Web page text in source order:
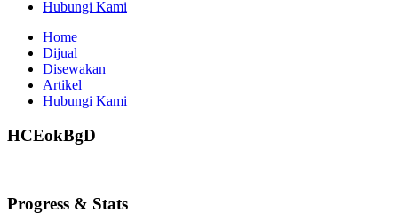
Hubungi Kami
Home
Dijual
Disewakan
Artikel
Hubungi Kami
HCEokBgD
Progress & Stats